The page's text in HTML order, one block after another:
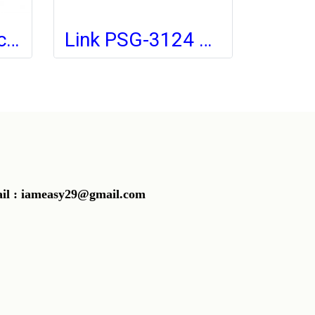
Link PA-3220 Access Point AC1200 Dual-Band Indoor/Outdoor, Gigabit Port with PoE Link PSG-3124 Switch PoE 24-Port Gigabit Ethernet (250W), 24 GE (PoE) + 2 SFP